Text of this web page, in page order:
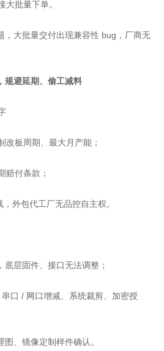
大批量下单。
，大批量交付出现兼容性 bug，厂商无
规避延期、偷工减料
改板周期、最大月产能；
赔付条款；
外包代工厂无品控自主权。
层固件、接口无法调整；
口 / 网口增减、系统裁剪、加密授
、镜像定制样件确认。